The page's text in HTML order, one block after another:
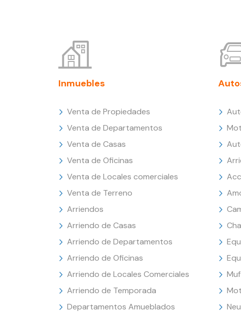
Inmuebles
Venta de Propiedades
Venta de Departamentos
Venta de Casas
Venta de Oficinas
Venta de Locales comerciales
Venta de Terreno
Arriendos
Arriendo de Casas
Arriendo de Departamentos
Arriendo de Oficinas
Arriendo de Locales Comerciales
Arriendo de Temporada
Departamentos Amueblados